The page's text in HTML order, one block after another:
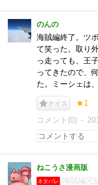
のんの
海賊編終了。ツ
て笑った。取り
っ走っても、王
ってきたので、
た。ミーシェは
ナイス ★1
コメント(0)
ねこうさ漫画版
ネタバレ
海賊編完